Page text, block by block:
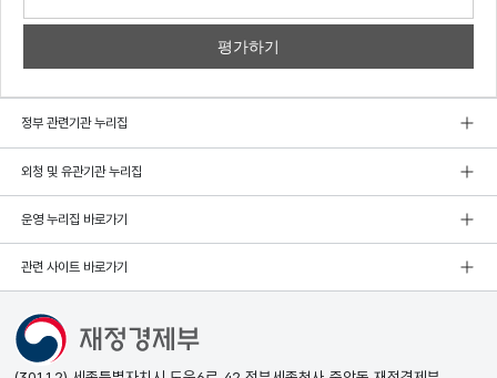
정부 관련기관 누리집
외청 및 유관기관 누리집
운영 누리집 바로가기
관련 사이트 바로가기